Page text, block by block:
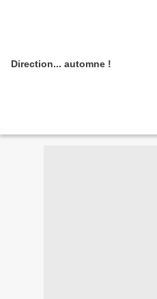
Direction... automne !